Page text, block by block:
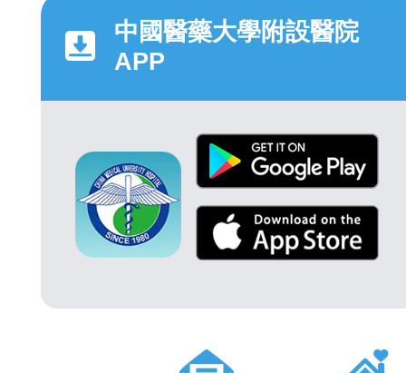
中國醫藥大學附設醫院
APP